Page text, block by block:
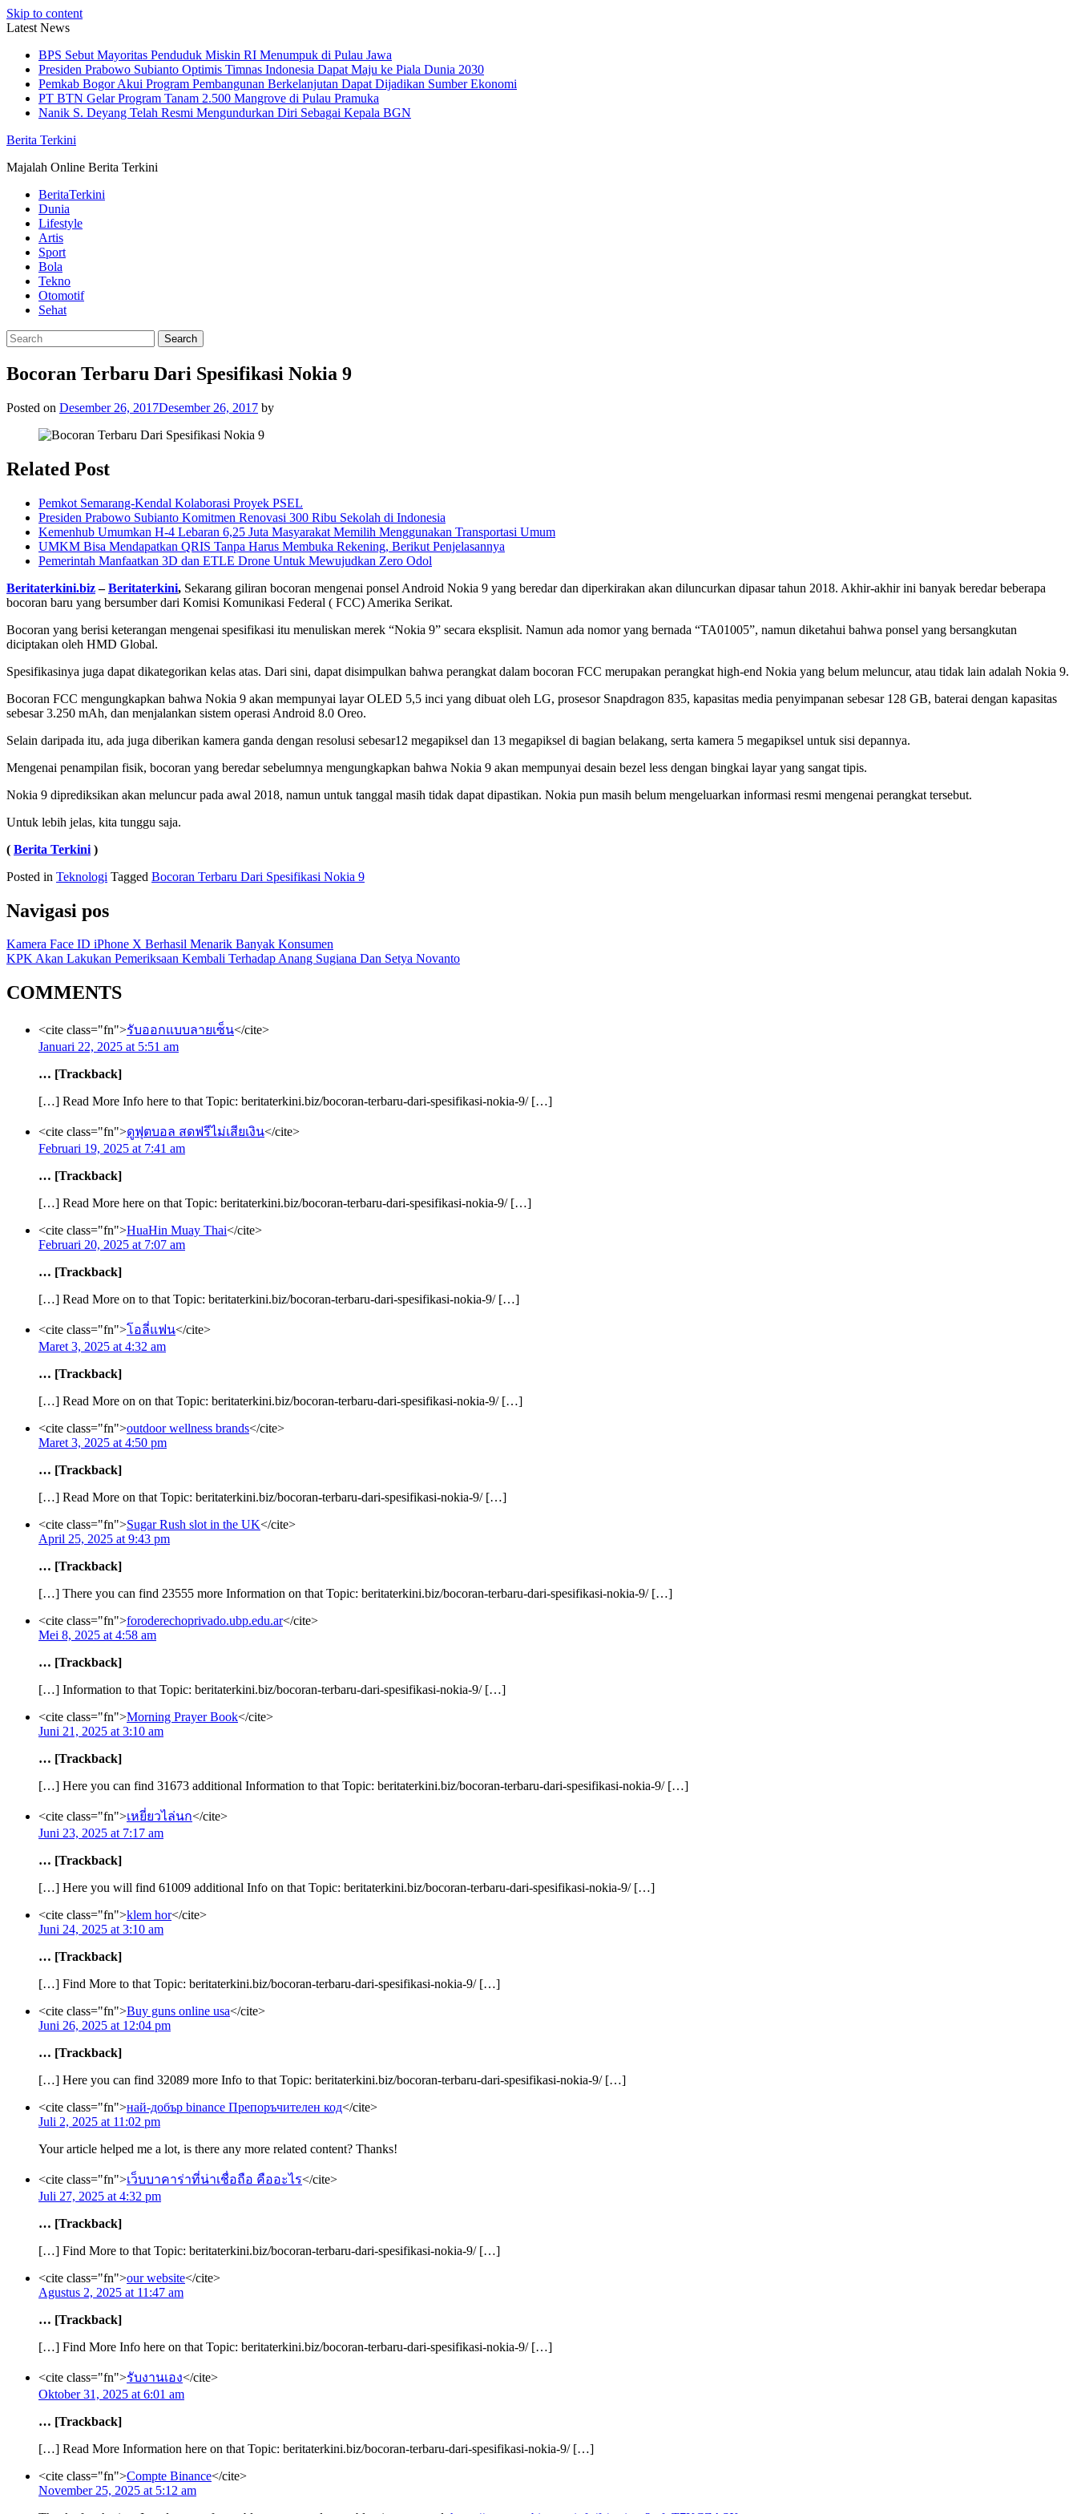
Skip to content
Latest News
BPS Sebut Mayoritas Penduduk Miskin RI Menumpuk di Pulau Jawa
Presiden Prabowo Subianto Optimis Timnas Indonesia Dapat Maju ke Piala Dunia 2030
Pemkab Bogor Akui Program Pembangunan Berkelanjutan Dapat Dijadikan Sumber Ekonomi
PT BTN Gelar Program Tanam 2.500 Mangrove di Pulau Pramuka
Nanik S. Deyang Telah Resmi Mengundurkan Diri Sebagai Kepala BGN
Berita Terkini
Majalah Online Berita Terkini
BeritaTerkini
Dunia
Lifestyle
Artis
Sport
Bola
Tekno
Otomotif
Sehat
Bocoran Terbaru Dari Spesifikasi Nokia 9
Posted on Desember 26, 2017Desember 26, 2017 by
Related Post
Pemkot Semarang-Kendal Kolaborasi Proyek PSEL
Presiden Prabowo Subianto Komitmen Renovasi 300 Ribu Sekolah di Indonesia
Kemenhub Umumkan H-4 Lebaran 6,25 Juta Masyarakat Memilih Menggunakan Transportasi Umum
UMKM Bisa Mendapatkan QRIS Tanpa Harus Membuka Rekening, Berikut Penjelasannya
Pemerintah Manfaatkan 3D dan ETLE Drone Untuk Mewujudkan Zero Odol
Beritaterkini.biz–Beritaterkini, Sekarang giliran bocoran mengenai ponsel Android Nokia 9 yang beredar dan diperkirakan akan diluncurkan dipasar tahun 2018. Akhir-akhir ini banyak beredar beberapa
bocoran baru yang bersumber dari Komisi Komunikasi Federal ( FCC) Amerika Serikat.
Bocoran yang berisi keterangan mengenai spesifikasi itu menuliskan merek “Nokia 9” secara eksplisit. Namun ada nomor yang bernada “TA01005”, namun diketahui bahwa ponsel yang bersangkutan
diciptakan oleh HMD Global.
Spesifikasinya juga dapat dikategorikan kelas atas. Dari sini, dapat disimpulkan bahwa perangkat dalam bocoran FCC merupakan perangkat high-end Nokia yang belum meluncur, atau tidak lain adalah Nokia 9.
Bocoran FCC mengungkapkan bahwa Nokia 9 akan mempunyai layar OLED 5,5 inci yang dibuat oleh LG, prosesor Snapdragon 835, kapasitas media penyimpanan sebesar 128 GB, baterai dengan kapasitas
sebesar 3.250 mAh, dan menjalankan sistem operasi Android 8.0 Oreo.
Selain daripada itu, ada juga diberikan kamera ganda dengan resolusi sebesar12 megapiksel dan 13 megapiksel di bagian belakang, serta kamera 5 megapiksel untuk sisi depannya.
Mengenai penampilan fisik, bocoran yang beredar sebelumnya mengungkapkan bahwa Nokia 9 akan mempunyai desain bezel less dengan bingkai layar yang sangat tipis.
Nokia 9 diprediksikan akan meluncur pada awal 2018, namun untuk tanggal masih tidak dapat dipastikan. Nokia pun masih belum mengeluarkan informasi resmi mengenai perangkat tersebut.
Untuk lebih jelas, kita tunggu saja.
( Berita Terkini )
Posted in Teknologi Tagged Bocoran Terbaru Dari Spesifikasi Nokia 9
Navigasi pos
Kamera Face ID iPhone X Berhasil Menarik Banyak Konsumen
KPK Akan Lakukan Pemeriksaan Kembali Terhadap Anang Sugiana Dan Setya Novanto
COMMENTS
<cite class="fn">รับออกแบบลายเซ็น</cite>
Januari 22, 2025 at 5:51 am
… [Trackback]
[…] Read More Info here to that Topic: beritaterkini.biz/bocoran-terbaru-dari-spesifikasi-nokia-9/ […]
<cite class="fn">ดูฟุตบอล สดฟรีไม่เสียเงิน</cite>
Februari 19, 2025 at 7:41 am
… [Trackback]
[…] Read More here on that Topic: beritaterkini.biz/bocoran-terbaru-dari-spesifikasi-nokia-9/ […]
<cite class="fn">HuaHin Muay Thai</cite>
Februari 20, 2025 at 7:07 am
… [Trackback]
[…] Read More on to that Topic: beritaterkini.biz/bocoran-terbaru-dari-spesifikasi-nokia-9/ […]
<cite class="fn">โอลี่แฟน</cite>
Maret 3, 2025 at 4:32 am
… [Trackback]
[…] Read More on on that Topic: beritaterkini.biz/bocoran-terbaru-dari-spesifikasi-nokia-9/ […]
<cite class="fn">outdoor wellness brands</cite>
Maret 3, 2025 at 4:50 pm
… [Trackback]
[…] Read More on that Topic: beritaterkini.biz/bocoran-terbaru-dari-spesifikasi-nokia-9/ […]
<cite class="fn">Sugar Rush slot in the UK</cite>
April 25, 2025 at 9:43 pm
… [Trackback]
[…] There you can find 23555 more Information on that Topic: beritaterkini.biz/bocoran-terbaru-dari-spesifikasi-nokia-9/ […]
<cite class="fn">foroderechoprivado.ubp.edu.ar</cite>
Mei 8, 2025 at 4:58 am
… [Trackback]
[…] Information to that Topic: beritaterkini.biz/bocoran-terbaru-dari-spesifikasi-nokia-9/ […]
<cite class="fn">Morning Prayer Book</cite>
Juni 21, 2025 at 3:10 am
… [Trackback]
[…] Here you can find 31673 additional Information to that Topic: beritaterkini.biz/bocoran-terbaru-dari-spesifikasi-nokia-9/ […]
<cite class="fn">เหยี่ยวไล่นก</cite>
Juni 23, 2025 at 7:17 am
… [Trackback]
[…] Here you will find 61009 additional Info on that Topic: beritaterkini.biz/bocoran-terbaru-dari-spesifikasi-nokia-9/ […]
<cite class="fn">klem hor</cite>
Juni 24, 2025 at 3:10 am
… [Trackback]
[…] Find More to that Topic: beritaterkini.biz/bocoran-terbaru-dari-spesifikasi-nokia-9/ […]
<cite class="fn">Buy guns online usa</cite>
Juni 26, 2025 at 12:04 pm
… [Trackback]
[…] Here you can find 32089 more Info to that Topic: beritaterkini.biz/bocoran-terbaru-dari-spesifikasi-nokia-9/ […]
<cite class="fn">най-добър binance Препоръчителен код</cite>
Juli 2, 2025 at 11:02 pm
Your article helped me a lot, is there any more related content? Thanks!
<cite class="fn">เว็บบาคาร่าที่น่าเชื่อถือ คืออะไร</cite>
Juli 27, 2025 at 4:32 pm
… [Trackback]
[…] Find More to that Topic: beritaterkini.biz/bocoran-terbaru-dari-spesifikasi-nokia-9/ […]
<cite class="fn">our website</cite>
Agustus 2, 2025 at 11:47 am
… [Trackback]
[…] Find More Info here on that Topic: beritaterkini.biz/bocoran-terbaru-dari-spesifikasi-nokia-9/ […]
<cite class="fn">รับงานเอง</cite>
Oktober 31, 2025 at 6:01 am
… [Trackback]
[…] Read More Information here on that Topic: beritaterkini.biz/bocoran-terbaru-dari-spesifikasi-nokia-9/ […]
<cite class="fn">Compte Binance</cite>
November 25, 2025 at 5:12 am